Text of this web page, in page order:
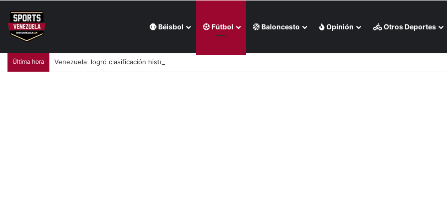
Béisbol Fútbol Baloncesto Opinión Otros Deportes
Última hora Venezuela logró clasificación histórica a la AmeriCup Femenina 2027 (+Foto)